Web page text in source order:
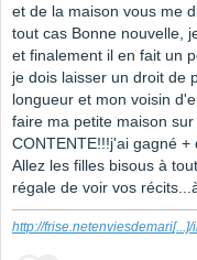
et de la maison vous me
tout cas Bonne nouvelle,
et finalement il en fait un
je dois laisser un droit de
longueur et mon voisin
faire ma petite maison
CONTENTE!!!j'ai gagné +
Allez les filles bisous à
régale de voir vos
http://frise.netenviesdemari[...]/